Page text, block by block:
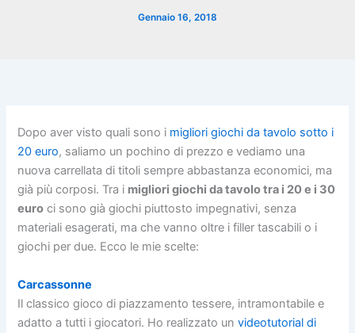
Gennaio 16, 2018
Dopo aver visto quali sono i migliori giochi da tavolo sotto i
20 euro, saliamo un pochino di prezzo e vediamo una
nuova carrellata di titoli sempre abbastanza economici, ma
già più corposi. Tra i migliori giochi da tavolo tra i 20 e i 30
euro ci sono già giochi piuttosto impegnativi, senza
materiali esagerati, ma che vanno oltre i filler tascabili o i
giochi per due. Ecco le mie scelte:
Carcassonne
Il classico gioco di piazzamento tessere, intramontabile e
adatto a tutti i giocatori. Ho realizzato unvideotutorial di